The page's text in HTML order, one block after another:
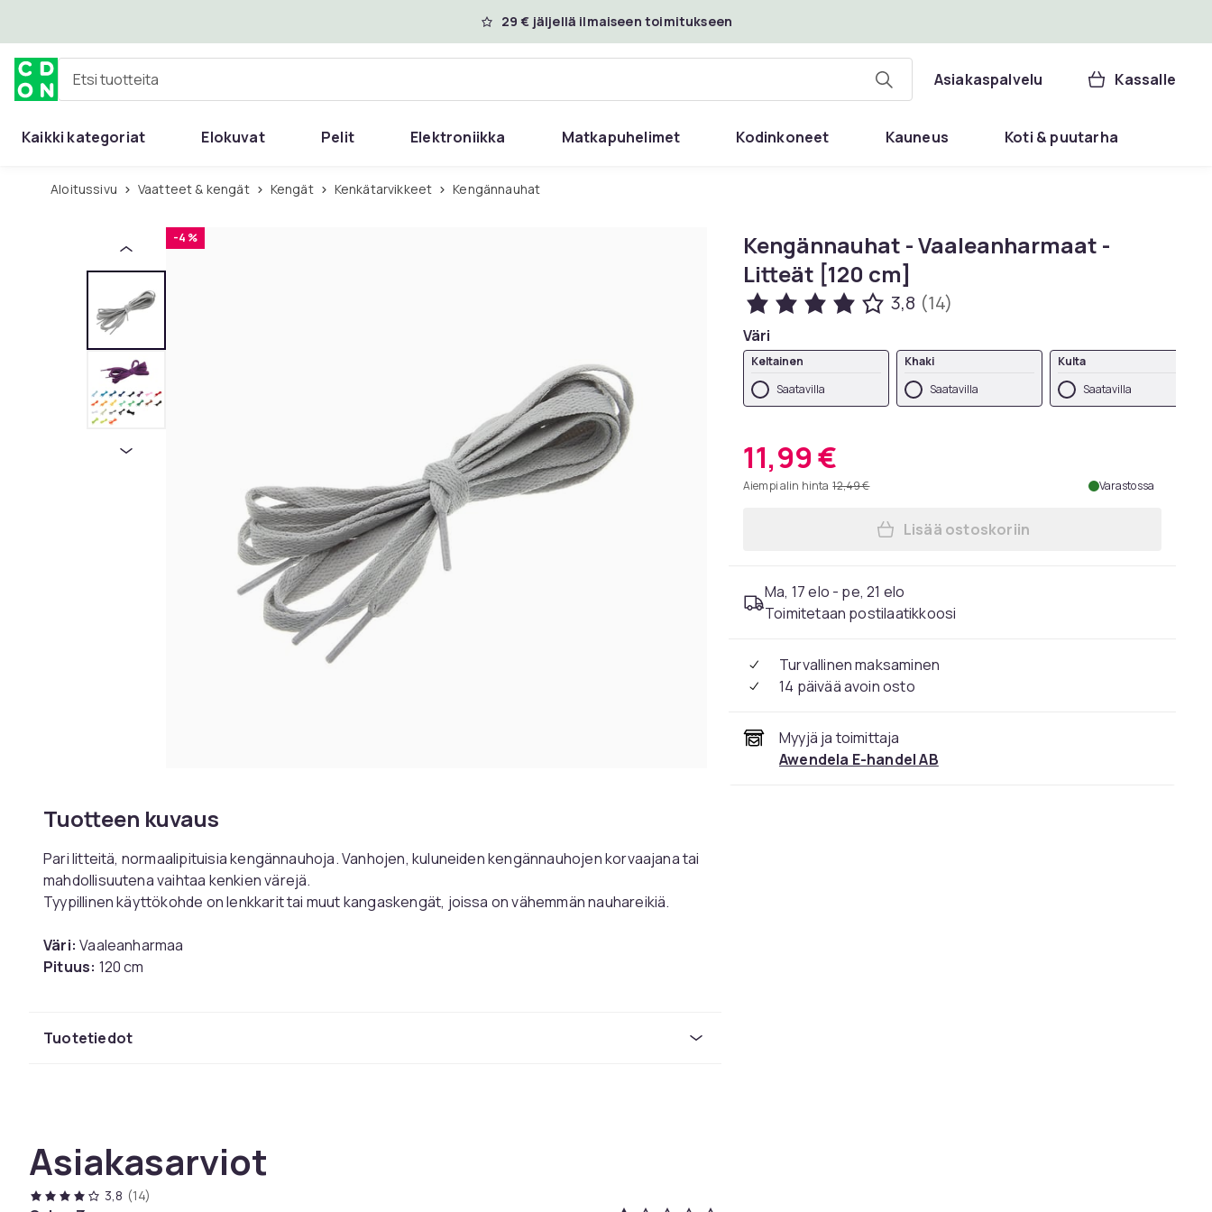
29 € jäljellä ilmaiseen toimitukseen
Etsi tuotteita Asiakaspalvelu Kassalle
Kaikki kategoriat Elokuvat Pelit Elektroniikka Matkapuhelimet Kodinkoneet Kauneus Koti & puutarha
Aloitussivu Vaatteet & kengät Kengät Kenkätarvikkeet Kengännauhat
-4 %
Tuotteen kuvaus
Pari litteitä, normaalipituisia kengännauhoja. Vanhojen, kuluneiden kengännauhojen korvaajana tai
mahdollisuutena vaihtaa kenkien värejä.
Tyypillinen käyttökohde on lenkkarit tai muut kangaskengät, joissa on vähemmän nauhareikiä.
Väri: Vaaleanharmaa
Pituus: 120 cm
Reikä | Pituus 4–6 | 80 cm
6-9 | 120 cm (Lenkkarit)
Tuotetiedot
Asiakasarviot
3,8 (14)
Kengännauhat - Vaaleanharmaat -
Litteät [120 cm]
3,8 (14)
Väri
Keltainen
Saatavilla
Khaki
Saatavilla
Kulta
Saatavilla
11,99 €
Aiempi alin hinta 12,49 € Varastossa
Lisää Kengännauhat -
Lisää ostoskoriin
Ma, 17 elo - pe, 21 elo
Toimitetaan postilaatikkoosi
Turvallinen maksaminen
14 päivää avoin osto
Myyjä ja toimittaja
Awendela E-handel AB